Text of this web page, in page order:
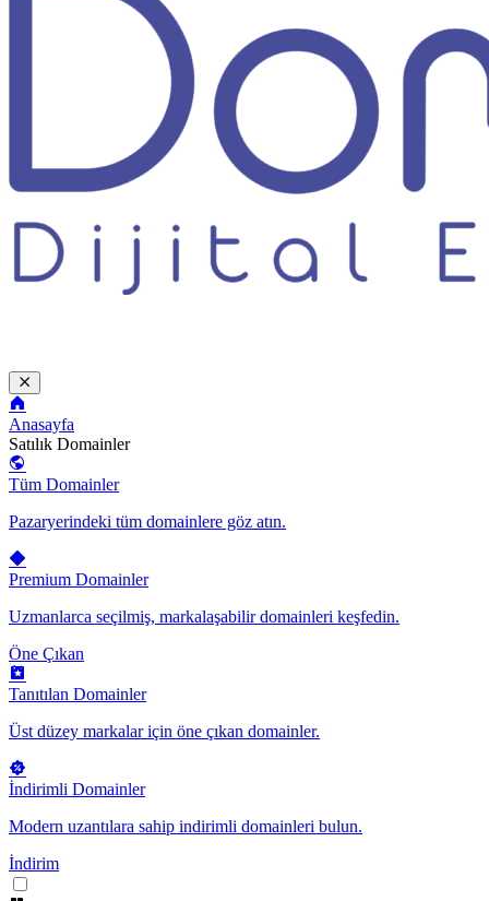
Anasayfa
Satılık Domainler
Tüm Domainler
Pazaryerindeki tüm domainlere göz atın.
Premium Domainler
Uzmanlarca seçilmiş, markalaşabilir domainleri keşfedin.
Öne Çıkan
Tanıtılan Domainler
Üst düzey markalar için öne çıkan domainler.
İndirimli Domainler
Modern uzantılara sahip indirimli domainleri bulun.
İndirim